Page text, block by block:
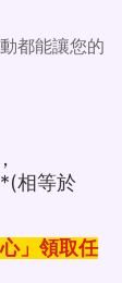
都能讓您的
相等於
」領取任